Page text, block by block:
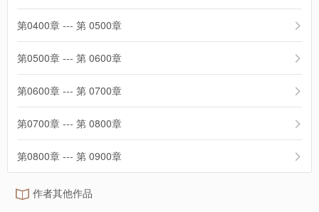
第0400章 --- 第 0500章
第0500章 --- 第 0600章
第0600章 --- 第 0700章
第0700章 --- 第 0800章
第0800章 --- 第 0900章
作者其他作品